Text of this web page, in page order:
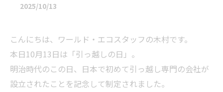
2025/10/13
こんにちは、ワールド・エコスタッフの木村です。
本日10月13日は「引っ越しの日」。
明治時代のこの日、日本で初めて引っ越し専門の会社が
設立されたことを記念して制定されました。